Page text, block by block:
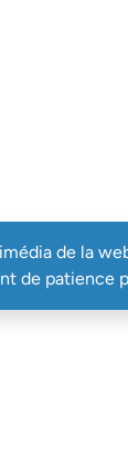
de la
de patience